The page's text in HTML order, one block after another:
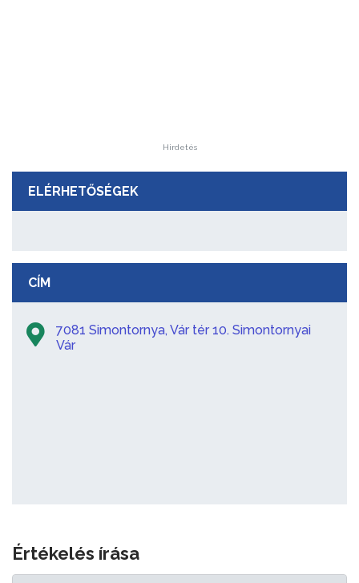
Hirdetés
ELÉRHETŐSÉGEK
CÍM
7081 Simontornya, Vár tér 10. Simontornyai
Vár
Értékelés írása